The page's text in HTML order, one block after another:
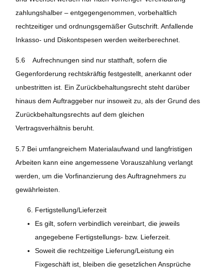
zahlungshalber – entgegengenommen, vorbehaltlich
rechtzeitiger und ordnungsgemäßer Gutschrift. Anfallende
Inkasso- und Diskontspesen werden weiterberechnet.
5.6 Aufrechnungen sind nur statthaft, sofern die
Gegenforderung rechtskräftig festgestellt, anerkannt oder
unbestritten ist. Ein Zurückbehaltungsrecht steht darüber
hinaus dem Auftraggeber nur insoweit zu, als der Grund des
Zurückbehaltungsrechts auf dem gleichen
Vertragsverhältnis beruht.
5.7 Bei umfangreichem Materialaufwand und langfristigen
Arbeiten kann eine angemessene Vorauszahlung verlangt
werden, um die Vorfinanzierung des Auftragnehmers zu
gewährleisten.
Fertigstellung/Lieferzeit
Es gilt, sofern verbindlich vereinbart, die jeweils
angegebene Fertigstellungs- bzw. Lieferzeit.
Soweit die rechtzeitige Lieferung/Leistung ein
Fixgeschäft ist, bleiben die gesetzlichen Ansprüche